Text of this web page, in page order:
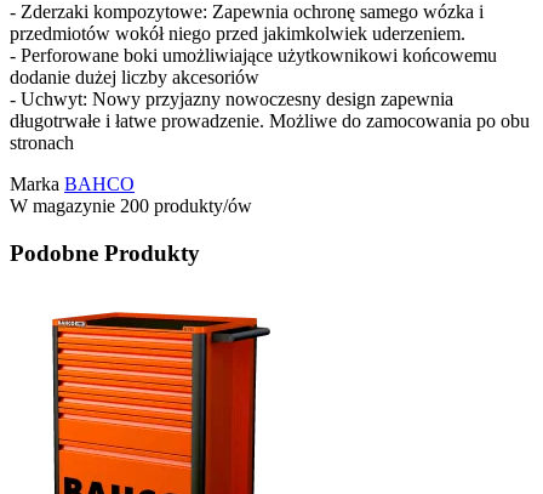
- Zderzaki kompozytowe: Zapewnia ochronę samego wózka i
przedmiotów wokół niego przed jakimkolwiek uderzeniem.
- Perforowane boki umożliwiające użytkownikowi końcowemu
dodanie dużej liczby akcesoriów
- Uchwyt: Nowy przyjazny nowoczesny design zapewnia
długotrwałe i łatwe prowadzenie. Możliwe do zamocowania po obu
stronach
Marka BAHCO
W magazynie 200 produkty/ów
Podobne Produkty